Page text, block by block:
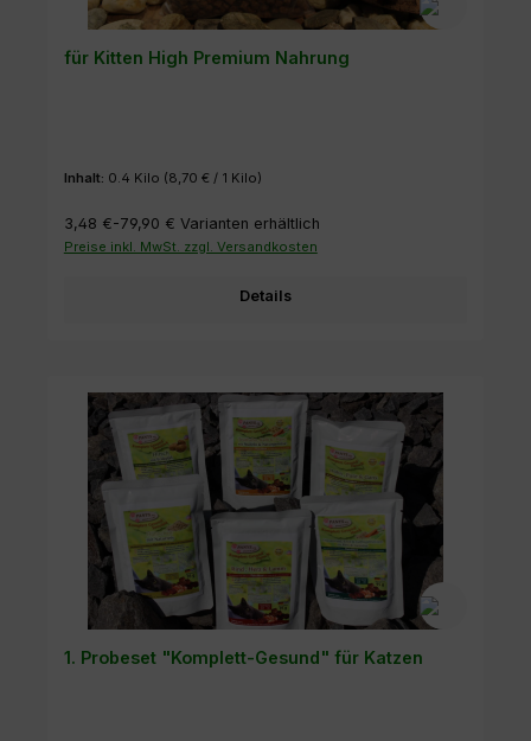
für Kitten High Premium Nahrung
Inhalt: 0.4 Kilo (8,70 € / 1 Kilo)
3,48 €-79,90 € Varianten erhältlich
Preise inkl. MwSt. zzgl. Versandkosten
Details
1. Probeset "Komplett-Gesund" für Katzen